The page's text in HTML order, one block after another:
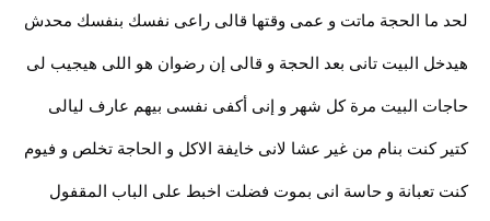
لحد ما الحجة ماتت و عمى وقتها قالى راعى نفسك بنفسك محدش
هيدخل البيت تانى بعد الحجة و قالى إن رضوان هو اللى هيجيب لى
حاجات البيت مرة كل شهر و إنى أكفى نفسى بيهم عارف ليالى
كتير كنت بنام من غير عشا لانى خايفة الاكل و الحاجة تخلص و فيوم
كنت تعبانة و حاسة انى بموت فضلت اخبط على الباب المقفول